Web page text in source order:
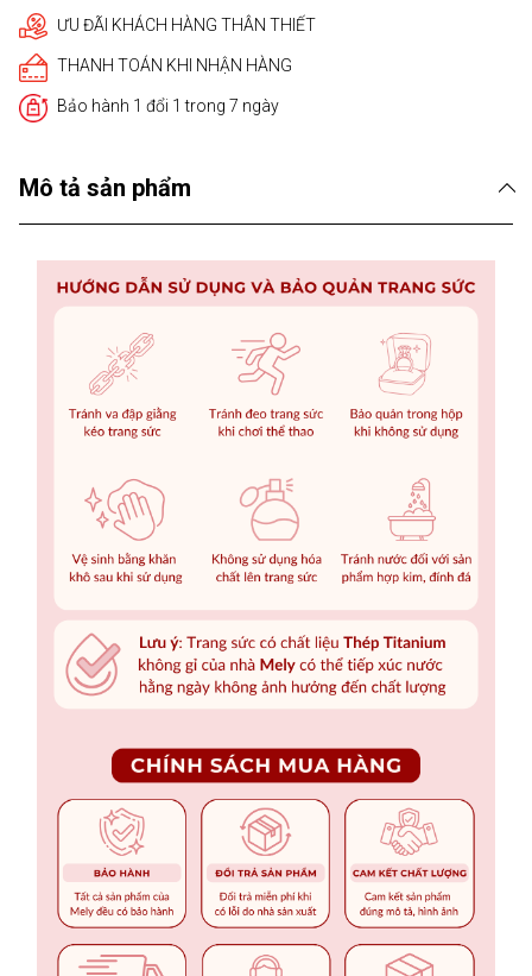
ƯU ĐÃI KHÁCH HÀNG THÂN THIẾT
THANH TOÁN KHI NHẬN HÀNG
Bảo hành 1 đổi 1 trong 7 ngày
Mô tả sản phẩm